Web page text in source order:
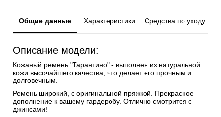
Общие данные Характеристики Средства по уходу
Описание модели:
Кожаный ремень "Тарантино" - выполнен из натуральной
кожи высочайшего качества, что делает его прочным и
долговечным.
Ремень широкий, с оригинальной пряжкой. Прекрасное
дополнение к вашему гардеробу. Отлично смотрится с
джинсами!